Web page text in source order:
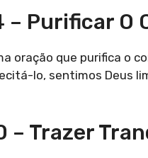
– Purificar O
oração que purifica o
lo, sentimos Deus
– Trazer